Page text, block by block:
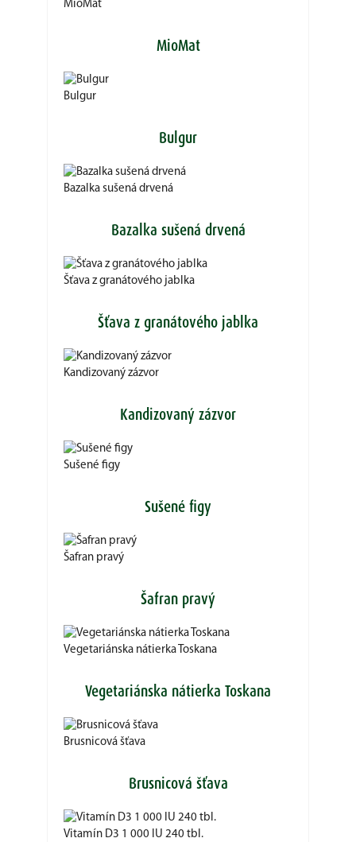
MioMat
MioMat
Bulgur
Bulgur
Bazalka sušená drvená
Bazalka sušená drvená
Šťava z granátového jablka
Šťava z granátového jablka
Kandizovaný zázvor
Kandizovaný zázvor
Sušené figy
Sušené figy
Šafran pravý
Šafran pravý
Vegetariánska nátierka Toskana
Vegetariánska nátierka Toskana
Brusnicová šťava
Brusnicová šťava
Vitamín D3 1 000 IU 240 tbl.